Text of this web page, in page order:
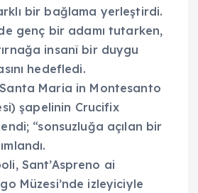
bir bağlama yerleştirdi.
genç bir adamı tutarken,
insanî bir duygu
hedefledi.
Santa Maria in Montesanto
şapelinin Crucifix
“sonsuzluğa açılan bir
Sant’Aspreno ai
Müzesi’nde izleyiciyle